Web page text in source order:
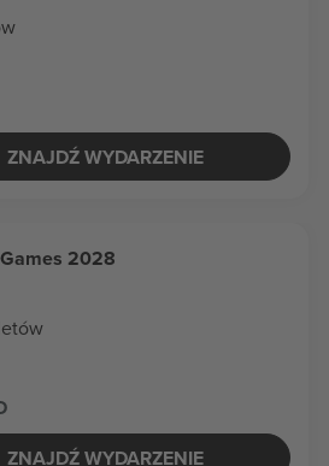
ZNAJDŹ WYDARZENIE
2028
ZNAJDŹ WYDARZENIE